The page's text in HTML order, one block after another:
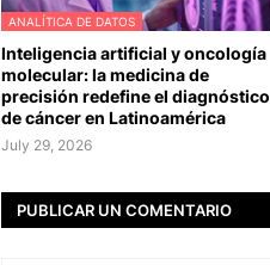
ANALÍTICA DE DATOS
Inteligencia artificial y oncología
molecular: la medicina de
precisión redefine el diagnóstico
de cáncer en Latinoamérica
July 29, 2026
PUBLICAR UN COMENTARIO